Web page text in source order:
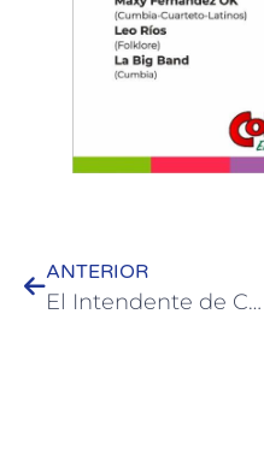
ANTERIOR
El Intendente de Colón se reunió en Paysandú con su par Nicolás Olivera